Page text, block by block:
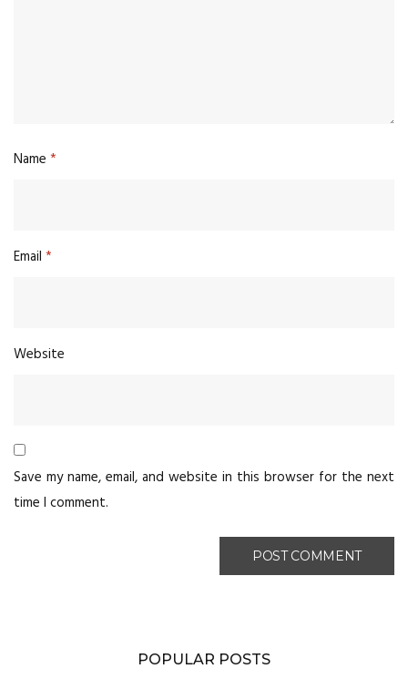
Name *
Email *
Website
Save my name, email, and website in this browser for the next
time I comment.
POPULAR POSTS